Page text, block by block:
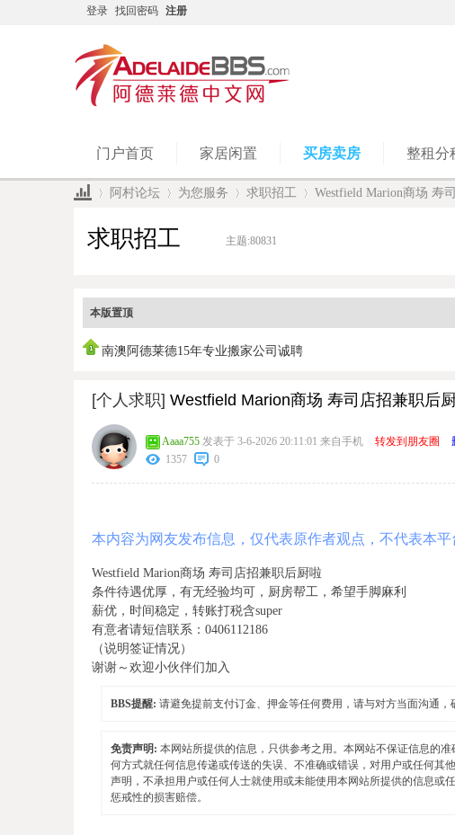
登录 找回密码 注册
门户首页 家居闲置 买房卖房 整租分
阿村论坛 为您服务 求职招工 Westfield Marion商场 寿
求职招工 主题:80831
本版置顶
南澳阿德莱德15年专业搬家公司诚聘
[个人求职] Westfield Marion商场 寿司店招兼职后
Aaaa755 发表于 3-6-2026 20:11:01 来自手机 转发到朋友圈
1357
0
本内容为网友发布信息，仅代表原作者观点，不代表本平
Westfield Marion商场 寿司店招兼职后厨啦
条件待遇优厚，有无经验均可，厨房帮工，希望手脚麻利
薪优，时间稳定，转账打税含super
有意者请短信联系：0406112186
（说明签证情况）
谢谢～欢迎小伙伴们加入
BBS提醒: 请避免提前支付订金、押金等任何费用，请与对方当面沟通，
免责声明: 本网站所提供的信息，只供参考之用。本网站不保证信息的
何方式就任何信息传递或传送的失误、不准确或错误，对用户或任何其
声明，不承担用户或任何人士就使用或未能使用本网站所提供的信息或
惩戒性的损害赔偿。